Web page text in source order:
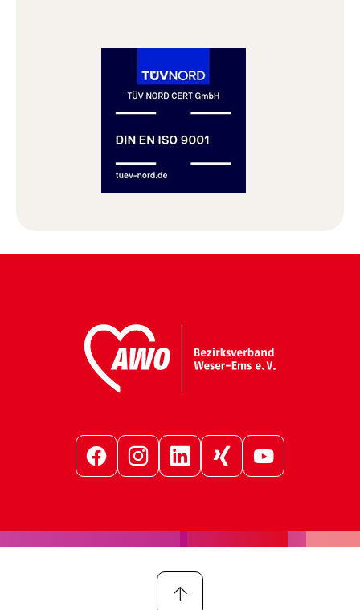
FacebookInstagramLinkedInXing YouTube